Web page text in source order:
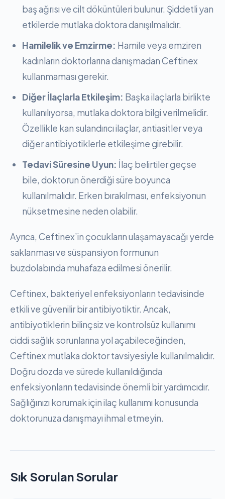
baş ağrısı ve cilt döküntüleri bulunur. Şiddetli yan
etkilerde mutlaka doktora danışılmalıdır.
Hamilelik ve Emzirme: Hamile veya emziren
kadınların doktorlarına danışmadan Ceftinex
kullanmaması gerekir.
Diğer İlaçlarla Etkileşim: Başka ilaçlarla birlikte
kullanılıyorsa, mutlaka doktora bilgi verilmelidir.
Özellikle kan sulandırıcı ilaçlar, antiasitler veya
diğer antibiyotiklerle etkileşime girebilir.
Tedavi Süresine Uyun: İlaç belirtiler geçse
bile, doktorun önerdiği süre boyunca
kullanılmalıdır. Erken bırakılması, enfeksiyonun
nüksetmesine neden olabilir.
Ayrıca, Ceftinex’in çocukların ulaşamayacağı yerde
saklanması ve süspansiyon formunun
buzdolabında muhafaza edilmesi önerilir.
Ceftinex, bakteriyel enfeksiyonların tedavisinde
etkili ve güvenilir bir antibiyotiktir. Ancak,
antibiyotiklerin bilinçsiz ve kontrolsüz kullanımı
ciddi sağlık sorunlarına yol açabileceğinden,
Ceftinex mutlaka doktor tavsiyesiyle kullanılmalıdır.
Doğru dozda ve sürede kullanıldığında
enfeksiyonların tedavisinde önemli bir yardımcıdır.
Sağlığınızı korumak için ilaç kullanımı konusunda
doktorunuza danışmayı ihmal etmeyin.
Sık Sorulan Sorular